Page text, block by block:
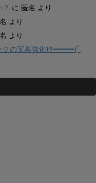
に 匿名 より
より
より
クの宝具強化ｷﾀ━━━(ﾟ